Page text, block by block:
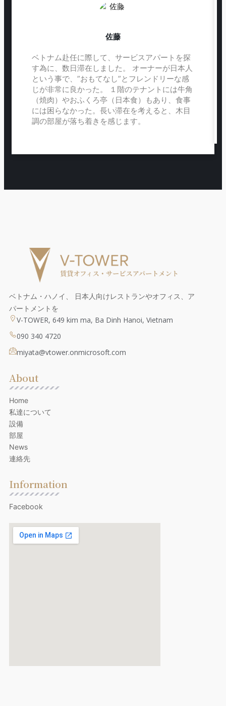
佐藤
ベトナム赴任に際して、サービスアパートを探
す為に、数日滞在しました。 オーナーが日本人
という事で、”おもてなし”とフレンドリーな感
じが非常に良かった。 １階のテナントには牛角
（焼肉）やおふくろ亭（日本食）もあり、食事
には困らなかった。長い滞在を考えると、木目
調の部屋が落ち着きを感じます。
ベトナム・ハノイ、 日本人向けレストランやオフィス、ア
パートメントを
V-TOWER, 649 kim ma, Ba Dinh Hanoi, Vietnam
090 340 4720
miyata@vtower.onmicrosoft.com
About
Home
私達について
設備
部屋
News
連絡先
Information
Facebook